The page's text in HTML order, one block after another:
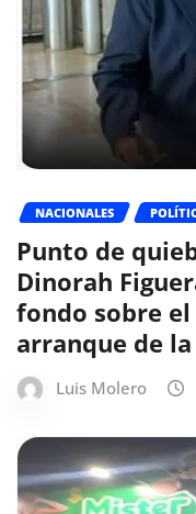
NACIONALES
Punto de
Dinorah
fondo sobre el
arranque de
Luis Molero